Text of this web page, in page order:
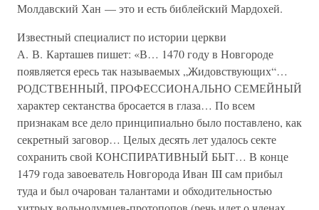
Молдавский Хан — это и есть библейский Мардохей.
Известный специалист по истории церкви
А. В. Карташев пишет: «В… 1470 году в Новгороде
появляется ересь так называемых „Жидовствующих“…
РОДСТВЕННЫЙ, ПРОФЕССИОНАЛЬНО СЕМЕЙНЫЙ
характер сектанства бросается в глаза… По всем
признакам все дело принципиально было поставлено, как
секретный заговор… Целых десять лет удалось секте
сохранить свой КОНСПИРАТИВНЫЙ БЫТ… В конце
1479 года завоеватель Новгорода Иван III сам прибыл
туда и был очарован талантами и обходительностью